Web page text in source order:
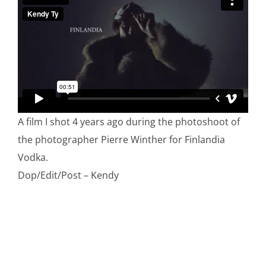
A film I shot 4 years ago during the photoshoot of
the photographer Pierre Winther for Finlandia
Vodka.
Dop/Edit/Post – Kendy